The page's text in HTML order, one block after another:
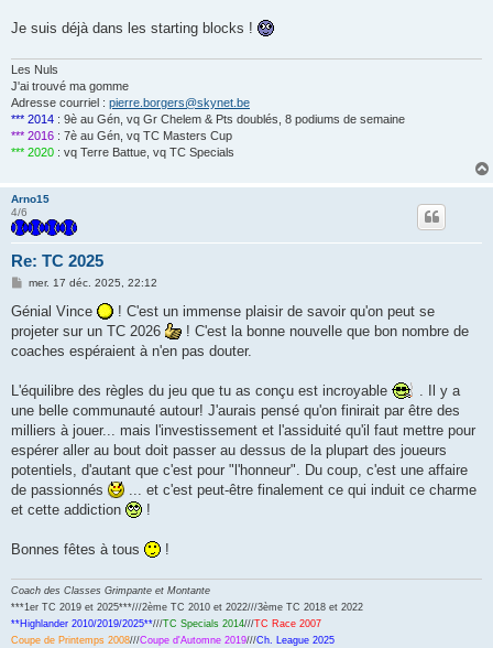
Je suis déjà dans les starting blocks !
Les Nuls
J'ai trouvé ma gomme
Adresse courriel : pierre.borgers@skynet.be
*** 2014 : 9è au Gén, vq Gr Chelem & Pts doublés, 8 podiums de semaine
*** 2016 : 7è au Gén, vq TC Masters Cup
*** 2020 : vq Terre Battue, vq TC Specials
Arno15
4/6
Re: TC 2025
M
s
a
g
mer. 17 déc. 2025, 22:12
Génial Vince
! C'est un immense plaisir de savoir qu'on peut se
projeter sur un TC 2026
! C'est la bonne nouvelle que bon nombre de
coaches espéraient à n'en pas douter.
L'équilibre des règles du jeu que tu as conçu est incroyable
. Il y a
une belle communauté autour! J'aurais pensé qu'on finirait par être des
milliers à jouer... mais l'investissement et l'assiduité qu'il faut mettre pour
espérer aller au bout doit passer au dessus de la plupart des joueurs
potentiels, d'autant que c'est pour "l'honneur". Du coup, c'est une affaire
de passionnés
... et c'est peut-être finalement ce qui induit ce charme
et cette addiction
!
Bonnes fêtes à tous !
Coach des Classes Grimpante et Montante
***1er TC 2019 et 2025***///2ème TC 2010 et 2022///3ème TC 2018 et 2022
**Highlander 2010/2019/2025**///TC Specials 2014///TC Race 2007
Coupe de Printemps 2008///Coupe d'Automne 2019///Ch. League 2025